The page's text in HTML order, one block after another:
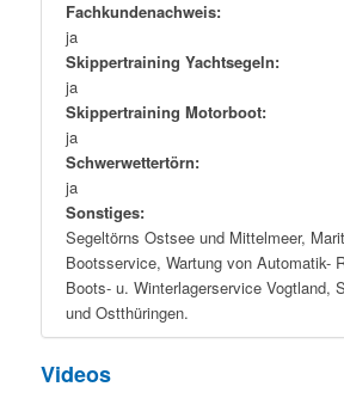
Fachkundenachweis:
ja
Skippertraining Yachtsegeln:
ja
Skippertraining Motorboot:
ja
Schwerwettertörn:
ja
Sonstiges:
Segeltörns Ostsee und Mittelmeer,
Bootsservice, Wartung von Automatik-
Boots- u. Winterlagerservice Vogtland,
und Ostthüringen.
Videos